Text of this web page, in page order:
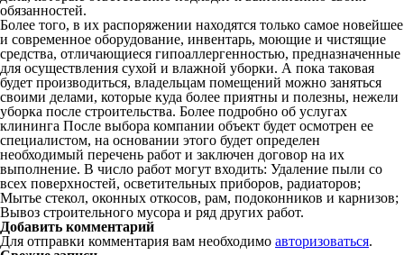
обязанностей.
Более того, в их распоряжении находятся только самое новейшее
и современное оборудование, инвентарь, моющие и чистящие
средства, отличающиеся гипоаллергенностью, предназначенные
для осуществления сухой и влажной уборки. А пока таковая
будет производиться, владельцам помещений можно заняться
своими делами, которые куда более приятны и полезны, нежели
уборка после строительства. Более подробно об услугах
клининга После выбора компании объект будет осмотрен ее
специалистом, на основании этого будет определен
необходимый перечень работ и заключен договор на их
выполнение. В число работ могут входить: Удаление пыли со
всех поверхностей, осветительных приборов, радиаторов;
Мытье стекол, оконных откосов, рам, подоконников и карнизов;
Вывоз строительного мусора и ряд других работ.
Добавить комментарий
Для отправки комментария вам необходимо авторизоваться.